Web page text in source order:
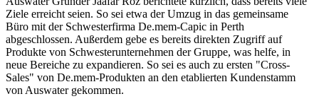
Ziele erreicht seien. So sei etwa der Umzug in das gemeinsame
Büro mit der Schwesterfirma De.mem-Capic in Perth
abgeschlossen. Außerdem gebe es bereits direkten Zugriff auf
Produkte von Schwesterunternehmen der Gruppe, was helfe, in
neue Bereiche zu expandieren. So sei es auch zu ersten "Cross-
Sales" von De.mem-Produkten an den etablierten Kundenstamm
von Auswater gekommen.